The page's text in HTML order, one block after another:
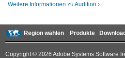
Weitere Informationen zu Audition
Region wählen Produkte
Copyright © 2026 Adobe Systems Software